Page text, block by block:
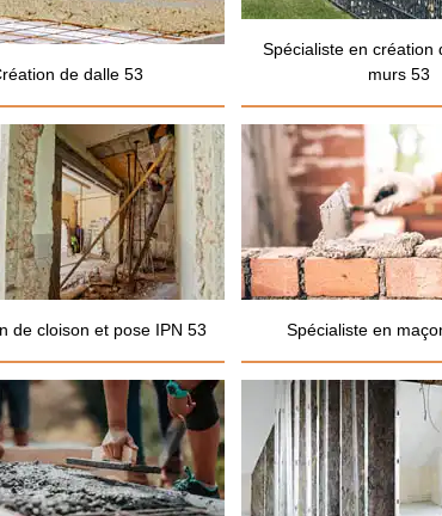
de dalle 53
Spécialiste en création
murs 53
de cloison et pose IPN 53 Spécialiste en